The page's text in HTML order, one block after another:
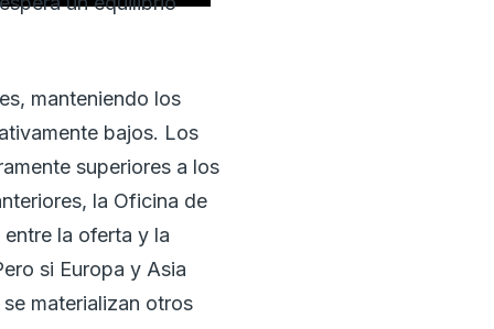
manteniendo los
bajos. Los
superiores a los
la Oficina de
la oferta y la
si Europa y Asia
materializan otros